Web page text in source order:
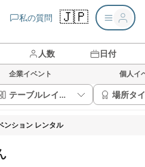
私の質問 🇯🇵
人数 日付
企業イベント 個人イ
テーブルレイアウト 場所タ
ンション レンタル